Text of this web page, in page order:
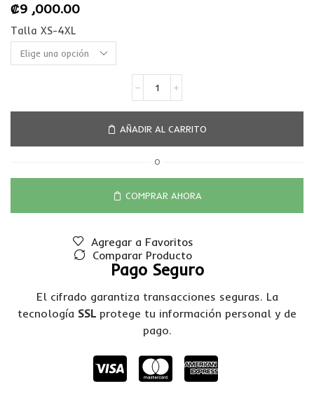
₡9 ,000.00
Talla XS-4XL
AÑADIR AL CARRITO
O
COMPRAR AHORA
Agregar a Favoritos
Comparar Producto
Pago Seguro
El cifrado garantiza transacciones seguras. La
tecnología SSL protege tu información personal y de
pago.